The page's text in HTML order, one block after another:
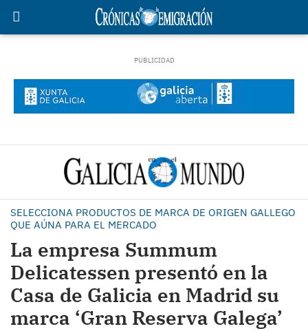
SELECCIONA PRODUCTOS DE MARCA DE ORIGEN GALLEGO
QUE AÚNA PARA EL MERCADO
La empresa Summum
Delicatessen presentó en la
Casa de Galicia en Madrid su
marca ‘Gran Reserva Galega’